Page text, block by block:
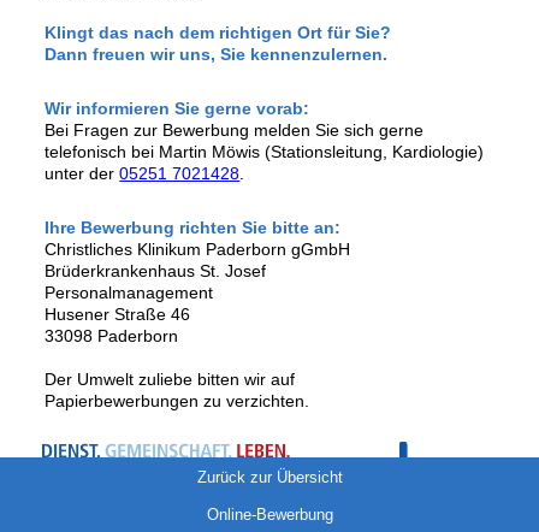
Klingt das nach dem richtigen Ort für Sie?
Dann freuen wir uns, Sie kennenzulernen.
Wir informieren Sie gerne vorab:
Bei Fragen zur Bewerbung melden Sie sich gerne
telefonisch bei Martin Möwis (Stationsleitung, Kardiologie)
unter der05251 7021428
Ihre Bewerbung richten Sie bitte an:
Christliches Klinikum Paderborn gGmbH
Brüderkrankenhaus St. Josef
Personalmanagement
Husener Straße 46
33098 Paderborn
Der Umwelt zuliebe bitten wir auf
Papierbewerbungen zu verzichten.
Zurück zur Übersicht
Online-Bewerbung